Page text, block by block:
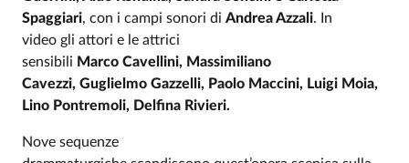
Spaggiari, con i campi sonori di Andrea Azzali. In
video gli attori e le attrici
sensibili Marco Cavellini, Massimiliano
Cavezzi, Guglielmo Gazzelli, Paolo Maccini, Luigi Moia,
Lino Pontremoli, Delfina Rivieri.
Nove sequenze